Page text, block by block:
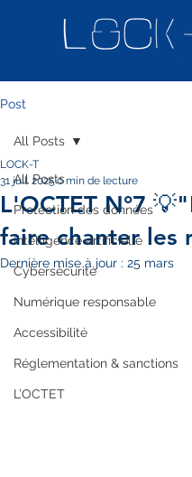
Post
All Posts
Protection des données
Intelligence artificielle
Cybersécurité
Numérique responsable
Accessibilité
Réglementation & sanctions
L’OCTET
All Posts
L'OCTET N°7
faire chanter les
LOCK-T
31 juil. 20250 min de lecture
Dernière mise à jour : 25 mars